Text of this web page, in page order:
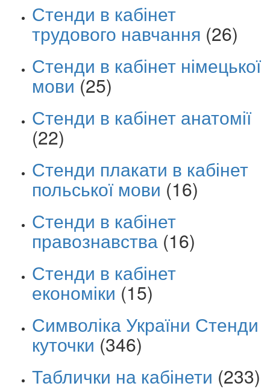
Стенди в кабінет
трудового навчання (26)
Стенди в кабінет німецької
мови (25)
Стенди в кабінет анатомії
(22)
Стенди плакати в кабінет
польської мови (16)
Стенди в кабінет
правознавства (16)
Стенди в кабінет
економіки (15)
Символіка України Стенди
куточки (346)
Таблички на кабінети (233)